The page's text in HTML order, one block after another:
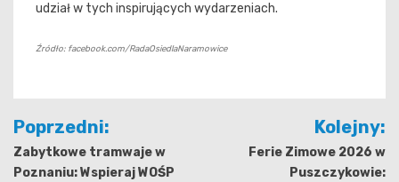
udział w tych inspirujących wydarzeniach.
Źródło: facebook.com/RadaOsiedlaNaramowice
Nawigacja
wpisu
Poprzedni:
Zabytkowe tramwaje w
Poznaniu: Wspieraj WOŚP
Kolejny:
Ferie Zimowe 2026 w
Puszczykowie: